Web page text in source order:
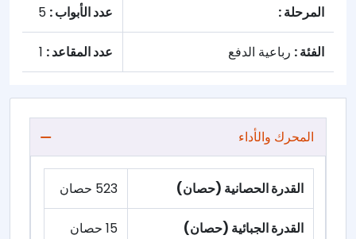
المرحلة : عدد الأبواب :
الفئة : رباعية الدفع عدد المقاعد :
المحرك والأداء
القدرة الحصانية (حصان) 523 حصان
القدرة الجبائية (حصان) 15 حصان